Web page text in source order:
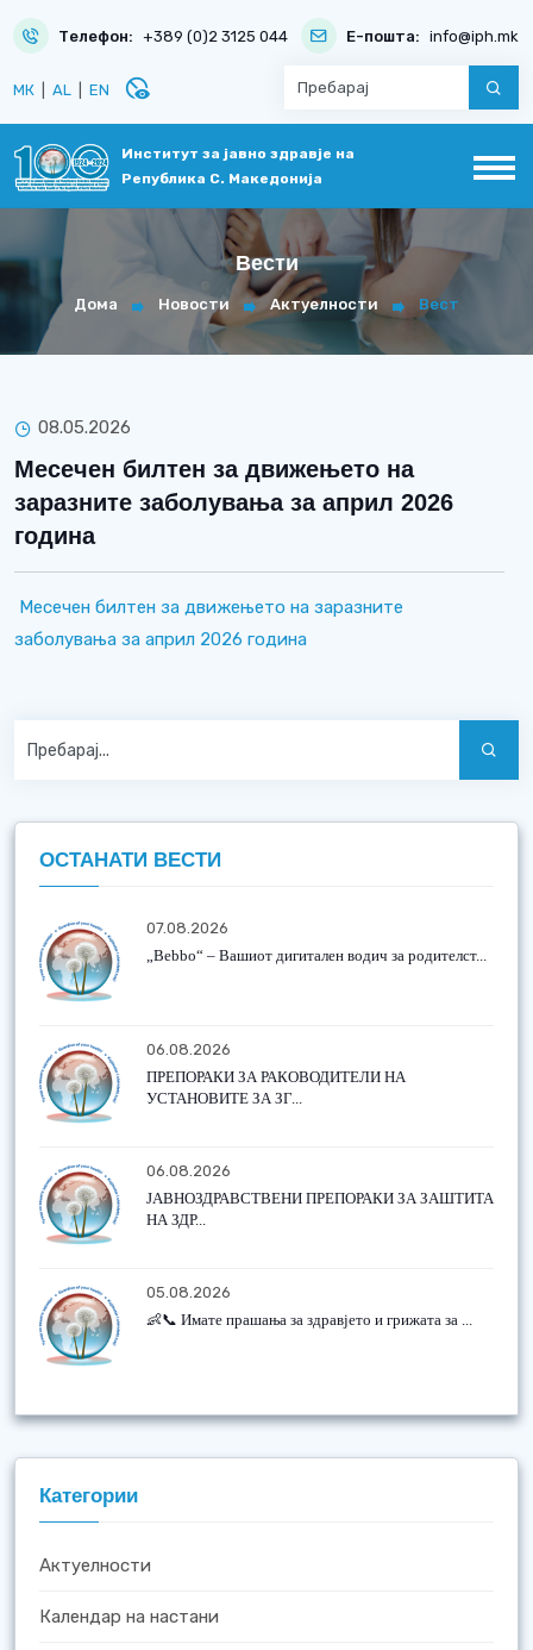
Телефон: +389 (0)2 3125 044 Е-пошта: info@iph.mk
МК AL EN disabled_visible
Институт за јавно здравје на
Република С. Македонија
Вести
Дома Новости Актуелности Вест
08.05.2026
Месечен билтен за движењето на
заразните заболувања за април 2026
година
Месечен билтен за движењето на заразните
заболувања за април 2026 година
ОСТАНАТИ ВЕСТИ
07.08.2026
„Bebbo“ – Вашиот дигитален водич за родителст...
06.08.2026
ПРЕПОРАКИ ЗА РАКОВОДИТЕЛИ НА
УСТАНОВИТЕ ЗА ЗГ...
06.08.2026
ЈАВНОЗДРАВСТВЕНИ ПРЕПОРАКИ ЗА ЗАШТИТА
НА ЗДР...
05.08.2026
👶📞 Имате прашања за здравјето и грижата за ...
Категории
Актуелности
Календар на настани